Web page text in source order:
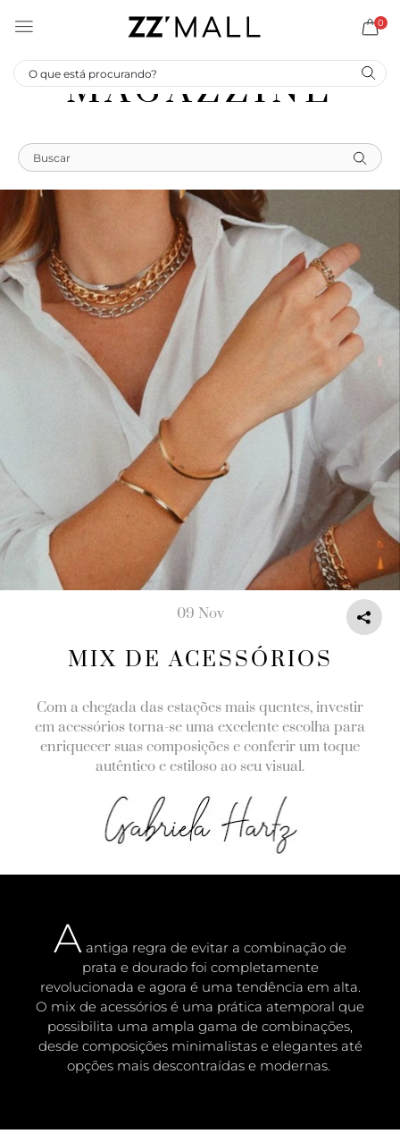
0
MAGAZZINE
MIX DE ACESSÓRIOS
09 Nov
Com a chegada das estações mais quentes, investir
em acessórios torna-se uma excelente escolha para
enriquecer suas composições e conferir um toque
autêntico e estiloso ao seu visual.
A antiga regra de evitar a combinação de
prata e dourado foi completamente
revolucionada e agora é uma tendência em alta.
O mix de acessórios é uma prática atemporal que
possibilita uma ampla gama de combinações,
desde composições minimalistas e elegantes até
opções mais descontraídas e modernas.